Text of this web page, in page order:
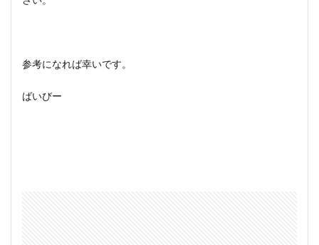
参考になれば幸いです。
ばいびー